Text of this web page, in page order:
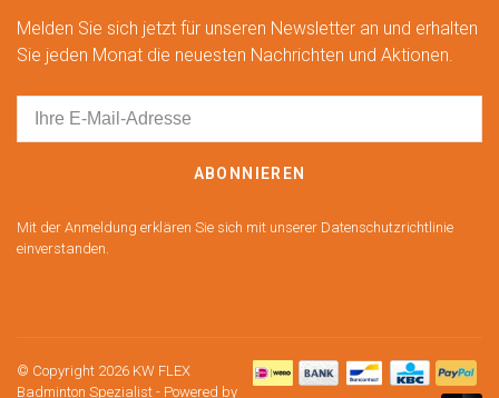
Melden Sie sich jetzt für unseren Newsletter an und erhalten
Sie jeden Monat die neuesten Nachrichten und Aktionen.
ABONNIEREN
Mit der Anmeldung erklären Sie sich mit unserer Datenschutzrichtlinie
einverstanden.
© Copyright 2026 KW FLEX
Badminton Spezialist - Powered by